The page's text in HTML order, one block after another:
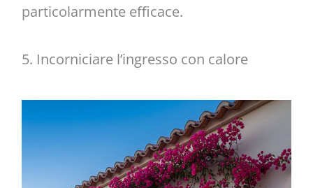
particolarmente efficace.
5. Incorniciare l’ingresso con calore